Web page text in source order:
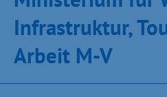
Infra­struk­tur,
Ar­beit M-V